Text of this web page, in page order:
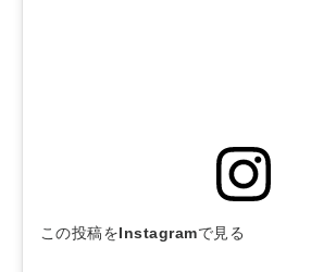
この投稿をInstagramで見る